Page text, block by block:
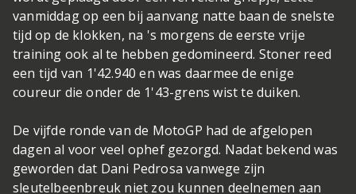
vanmiddag op een bij aanvang natte baan de snelste
tijd op de klokken, na 's morgens de eerste vrije
training ook al te hebben gedomineerd. Stoner reed
een tijd van 1'42.940 en was daarmee de enige
coureur die onder de 1'43-grens wist te duiken.
De vijfde ronde van de MotoGP had de afgelopen
dagen al voor veel ophef gezorgd. Nadat bekend was
geworden dat Dani Pedrosa vanwege zijn
sleutelbeenbreuk niet zou kunnen deelnemen aan